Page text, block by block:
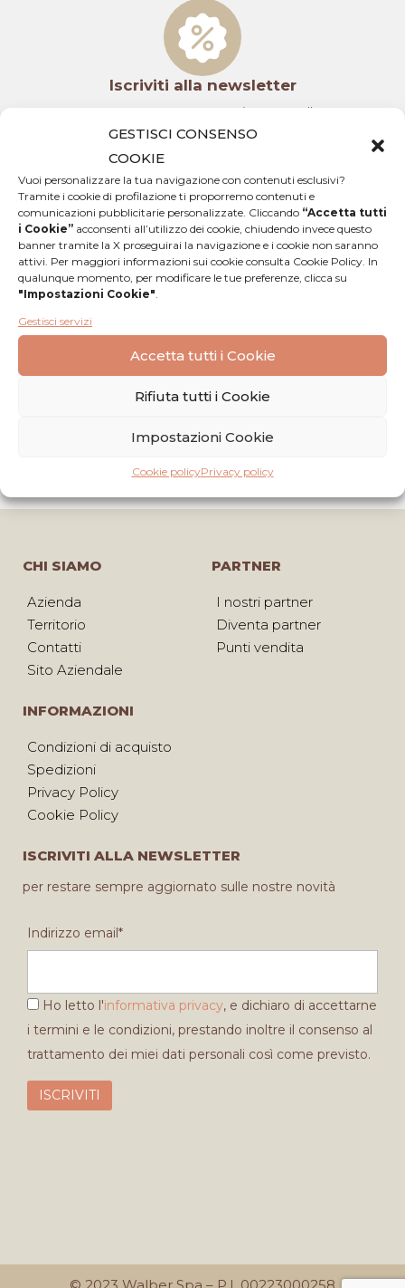
GESTISCI CONSENSO
COOKIE
Vuoi personalizzare la tua navigazione con contenuti esclusivi?
Tramite i cookie di profilazione ti proporremo contenuti e
comunicazioni pubblicitarie personalizzate. Cliccando “Accetta tutti
i Cookie” acconsenti all’utilizzo dei cookie, chiudendo invece questo
banner tramite la X proseguirai la navigazione e i cookie non saranno
attivi. Per maggiori informazioni sui cookie consulta Cookie Policy. In
qualunque momento, per modificare le tue preferenze, clicca su
"Impostazioni Cookie".
Gestisci servizi
Accetta tutti i Cookie
Rifiuta tutti i Cookie
Impostazioni Cookie
Cookie policyPrivacy policy
Iscriviti alla newsletter
per restare sempre aggiornato sulle
Spediamo in tutta Italia
garantendo la catena del freddo
ed ecologico
CHI SIAMO
Azienda
Territorio
Contatti
Sito Aziendale
PARTNER
I nostri partner
Diventa partner
Punti vendita
INFORMAZIONI
Condizioni di acquisto
Spedizioni
Privacy Policy
Cookie Policy
ISCRIVITI ALLA NEWSLETTER
per restare sempre aggiornato sulle nostre novità
Indirizzo email*
Ho letto l'informativa privacy, e dichiaro di accettarne
i termini e le condizioni, prestando inoltre il consenso al
trattamento dei miei dati personali così come previsto.